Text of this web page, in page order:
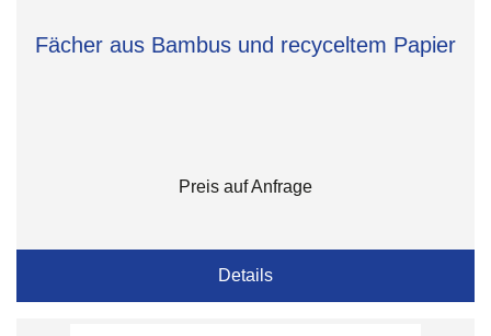
Fächer aus Bambus und recyceltem Papier
Preis auf Anfrage
Details